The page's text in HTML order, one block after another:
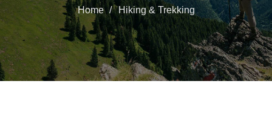
Home Hiking & Trekking